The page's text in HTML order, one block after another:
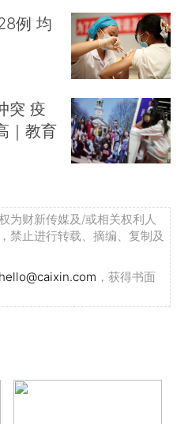
例 均
突 疫
｜教育
为财新传媒及/或相关权利人
禁止进行转载、摘编、复制及
hello@caixin.com ，获得书面